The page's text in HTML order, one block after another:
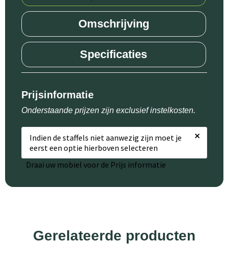
Omschrijving
Specificaties
Prijsinformatie
Onderstaande prijzen zijn exclusief instelkosten.
Indien de staffels niet aanwezig zijn moet je
eerst een optie hierboven selecteren
×
Draai uw mobiel voor de Prijs informatie
Gerelateerde producten